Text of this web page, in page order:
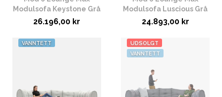
Modulsofa Keystone Grå
26.196,00 kr
Modulsofa Luscious Grå
24.893,00 kr
VANNTETT
UDSOLGT
VANNTETT